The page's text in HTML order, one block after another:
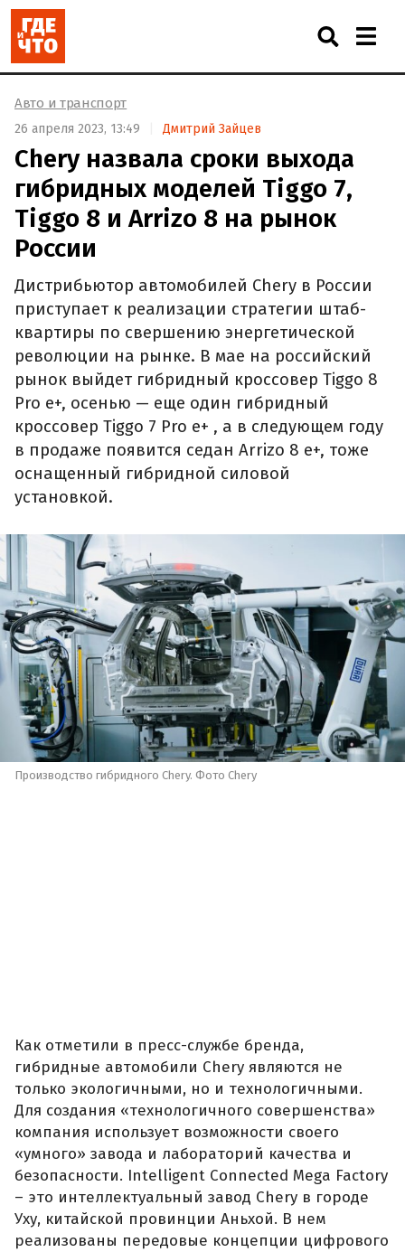
Авто и транспорт
26 апреля 2023, 13:49 Дмитрий Зайцев
Chery назвала сроки выхода
гибридных моделей Tiggo 7,
Tiggo 8 и Arrizo 8 на рынок
России
Дистрибьютор автомобилей Chery в России
приступает к реализации стратегии штаб-
квартиры по свершению энергетической
революции на рынке. В мае на российский
рынок выйдет гибридный кроссовер Tiggo 8
Pro e+, осенью — еще один гибридный
кроссовер Tiggo 7 Pro e+ , а в следующем году
в продаже появится седан Arrizo 8 e+, тоже
оснащенный гибридной силовой
установкой.
Производство гибридного Chery. Фото Chery
Как отметили в пресс-службе бренда,
гибридные автомобили Chery являются не
только экологичными, но и технологичными.
Для создания «технологичного совершенства»
компания использует возможности своего
«умного» завода и лабораторий качества и
безопасности. Intelligent Connected Mega Factory
– это интеллектуальный завод Chery в городе
Уху, китайской провинции Аньхой. В нем
реализованы передовые концепции цифрового